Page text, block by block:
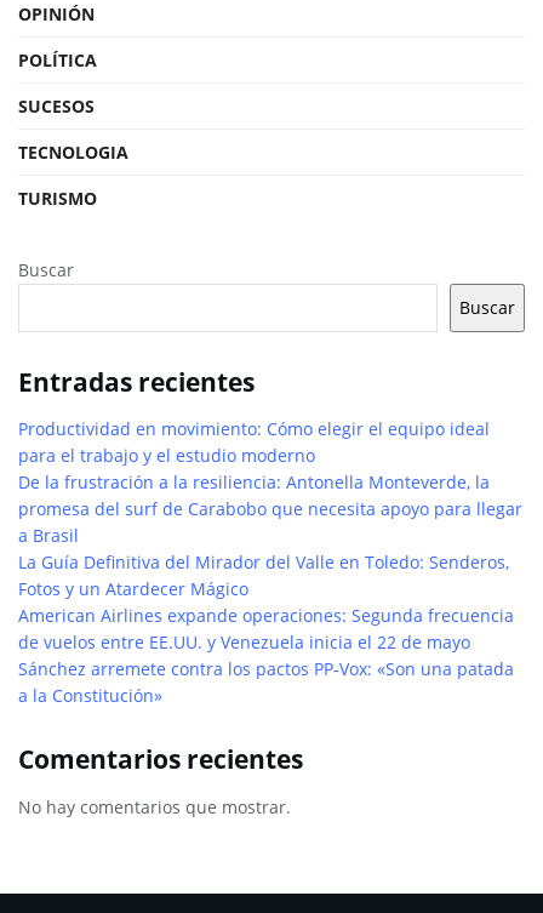
OPINIÓN
POLÍTICA
SUCESOS
TECNOLOGIA
TURISMO
Buscar
Buscar
Entradas recientes
Productividad en movimiento: Cómo elegir el equipo ideal
para el trabajo y el estudio moderno
De la frustración a la resiliencia: Antonella Monteverde, la
promesa del surf de Carabobo que necesita apoyo para llegar
a Brasil
La Guía Definitiva del Mirador del Valle en Toledo: Senderos,
Fotos y un Atardecer Mágico
American Airlines expande operaciones: Segunda frecuencia
de vuelos entre EE.UU. y Venezuela inicia el 22 de mayo
Sánchez arremete contra los pactos PP-Vox: «Son una patada
a la Constitución»
Comentarios recientes
No hay comentarios que mostrar.